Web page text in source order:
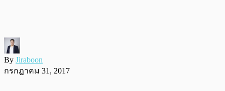
By Jiraboon
กรกฎาคม 31, 2017